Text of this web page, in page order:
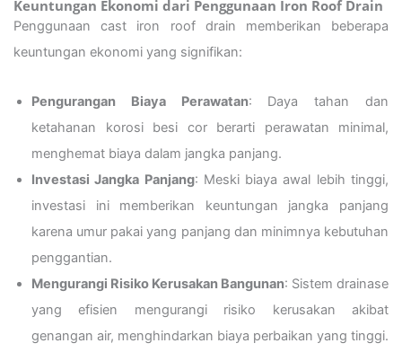
Keuntungan Ekonomi dari Penggunaan Iron Roof Drain
Penggunaan cast iron roof drain memberikan beberapa
keuntungan ekonomi yang signifikan:
Pengurangan Biaya Perawatan: Daya tahan dan
ketahanan korosi besi cor berarti perawatan minimal,
menghemat biaya dalam jangka panjang.
Investasi Jangka Panjang: Meski biaya awal lebih tinggi,
investasi ini memberikan keuntungan jangka panjang
karena umur pakai yang panjang dan minimnya kebutuhan
penggantian.
Mengurangi Risiko Kerusakan Bangunan: Sistem drainase
yang efisien mengurangi risiko kerusakan akibat
genangan air, menghindarkan biaya perbaikan yang tinggi.